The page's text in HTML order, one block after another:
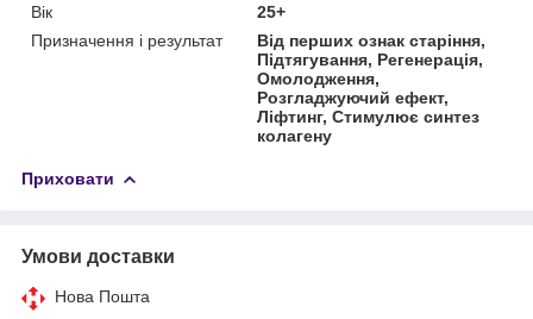
Вік
25+
Призначення і результат
Від перших ознак старіння,
Підтягування, Регенерація,
Омолодження,
Розгладжуючий ефект,
Ліфтинг, Стимулює синтез
колагену
Приховати
Умови доставки
Нова Пошта